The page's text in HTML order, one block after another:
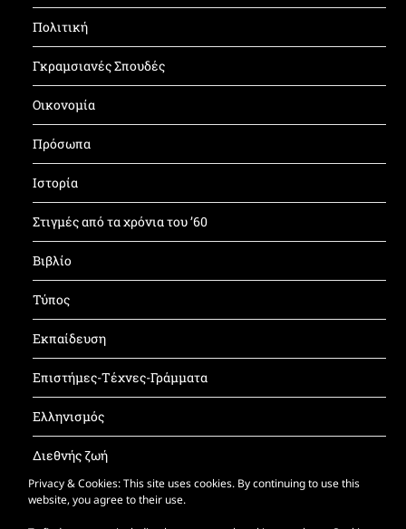
Πολιτική
Γκραμσιανές Σπουδές
Οικονομία
Πρόσωπα
Ιστορία
Στιγμές από τα χρόνια του ’60
Βιβλίο
Τύπος
Εκπαίδευση
Επιστήμες-Τέχνες-Γράμματα
Ελληνισμός
Διεθνής ζωή
Έντυπος ΚΝΦ
Privacy & Cookies: This site uses cookies. By continuing to use this
website, you agree to their use.